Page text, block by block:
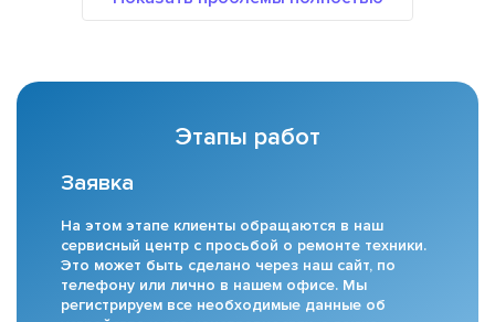
Этапы работ
Заявка
На этом этапе клиенты обращаются в наш
сервисный центр с просьбой о ремонте техники.
Это может быть сделано через наш сайт, по
телефону или лично в нашем офисе. Мы
регистрируем все необходимые данные об